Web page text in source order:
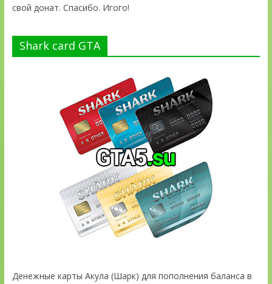
свой донат. Спасибо. Игого!
Shark card GTA
Денежные карты Акула (Шарк) для пополнения баланса в